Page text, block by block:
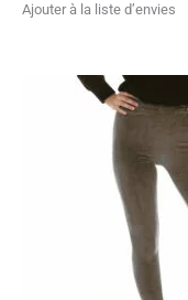
Ajouter à la liste d’envies